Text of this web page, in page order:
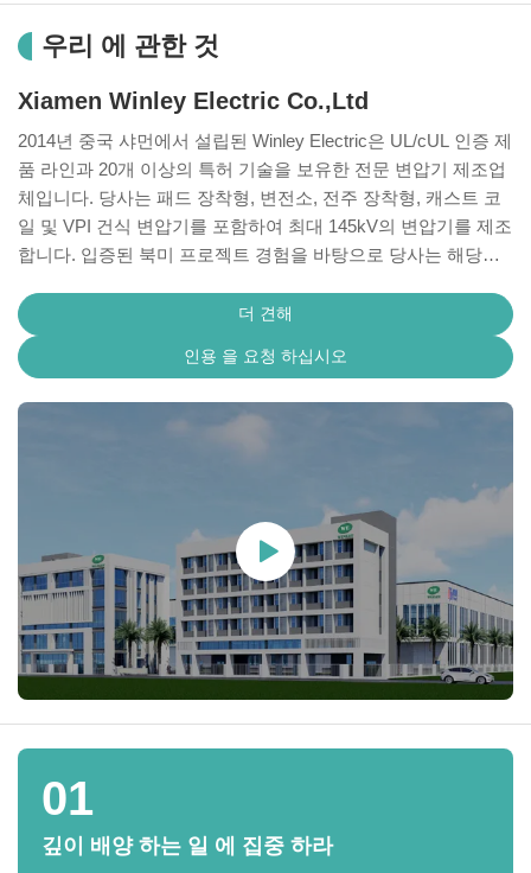
우리 에 관한 것
Xiamen Winley Electric Co.,Ltd
2014년 중국 샤먼에서 설립된 Winley Electric은 UL/cUL 인증 제
품 라인과 20개 이상의 특허 기술을 보유한 전문 변압기 제조업
체입니다. 당사는 패드 장착형, 변전소, 전주 장착형, 캐스트 코
일 및 VPI 건식 변압기를 포함하여 최대 145kV의 변압기를 제조
합니다. 입증된 북미 프로젝트 경험을 바탕으로 당사는 해당
을 충족하도록 설계된 OEM, ODM 및 맞춤형 엔지니어링 솔루
션을 제공합니다.
더 견해
인용 을 요청 하십시오
01
깊이 배양 하는 일 에 집중 하라